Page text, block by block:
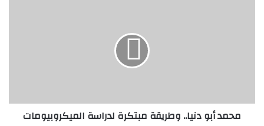
محمد أبو دنيا.. وطريقة مبتكرة لدراسة الميكروبيومات